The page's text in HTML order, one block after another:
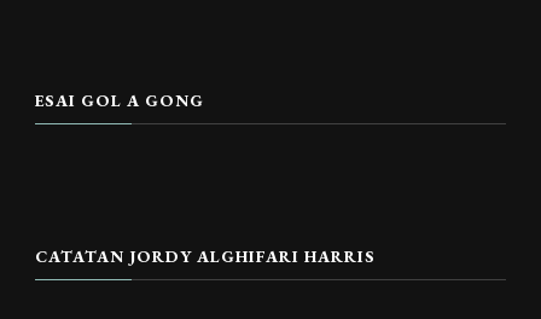
ESAI GOL A GONG
CATATAN JORDY ALGHIFARI HARRIS